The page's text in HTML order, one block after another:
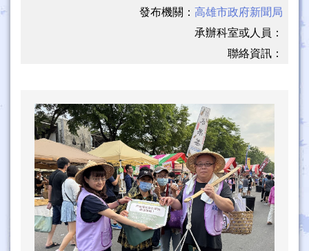
發布機關：高雄市政府新聞局
承辦科室或人員：
聯絡資訊：